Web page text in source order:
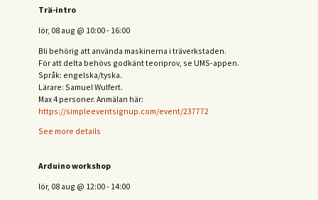
Trä-intro
lör, 08 aug @ 10:00- 16:00
Bli behörig att använda maskinerna i träverkstaden.
För att delta behövs godkänt teoriprov, se UMS-appen.
Språk: engelska/tyska.
Lärare: Samuel Wulfert.
Max 4 personer. Anmälan här:
https://simpleeventsignup.com/event/237772
See more details
Arduino workshop
lör, 08 aug @ 12:00- 14:00